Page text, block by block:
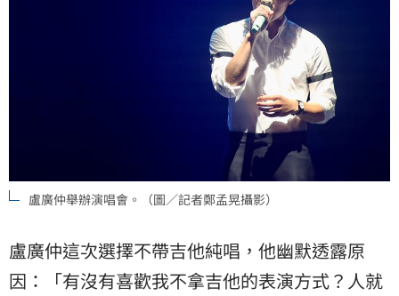
盧廣仲舉辦演唱會。（圖／記者鄭孟晃攝影）
盧廣仲這次選擇不帶吉他純唱，他幽默透露原
因：「有沒有喜歡我不拿吉他的表演方式？人就